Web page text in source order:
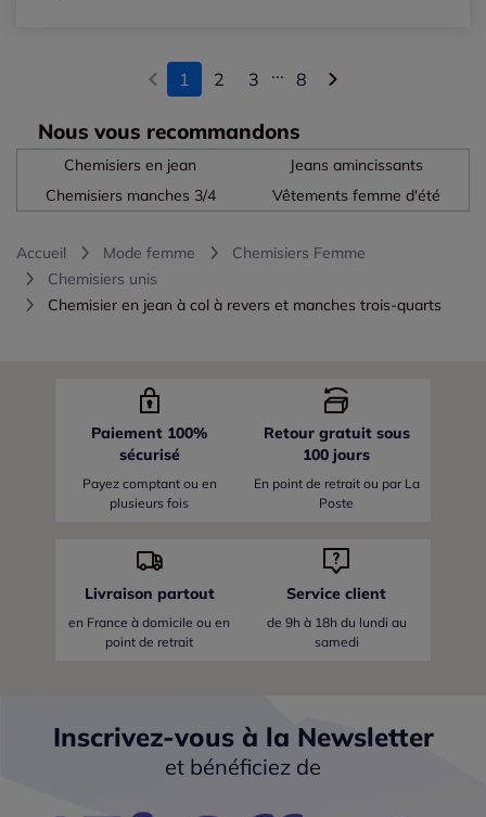
1 2 3 ... 8
Nous vous recommandons
Chemisiers en jean
Jeans amincissants
Chemisiers manches 3/4
Vêtements femme d'été
Accueil Mode femme
Chemisiers Femme
Chemisiers unis
Chemisier en jean à col à revers et manches trois-quarts
Paiement 100%
sécurisé
Payez comptant ou en
plusieurs fois
Retour gratuit sous
100 jours
En point de retrait ou par La
Poste
Livraison partout
en France à domicile ou en
point de retrait
Service client
de 9h à 18h du lundi au
samedi
Inscrivez-vous à la Newsletter
et bénéficiez de